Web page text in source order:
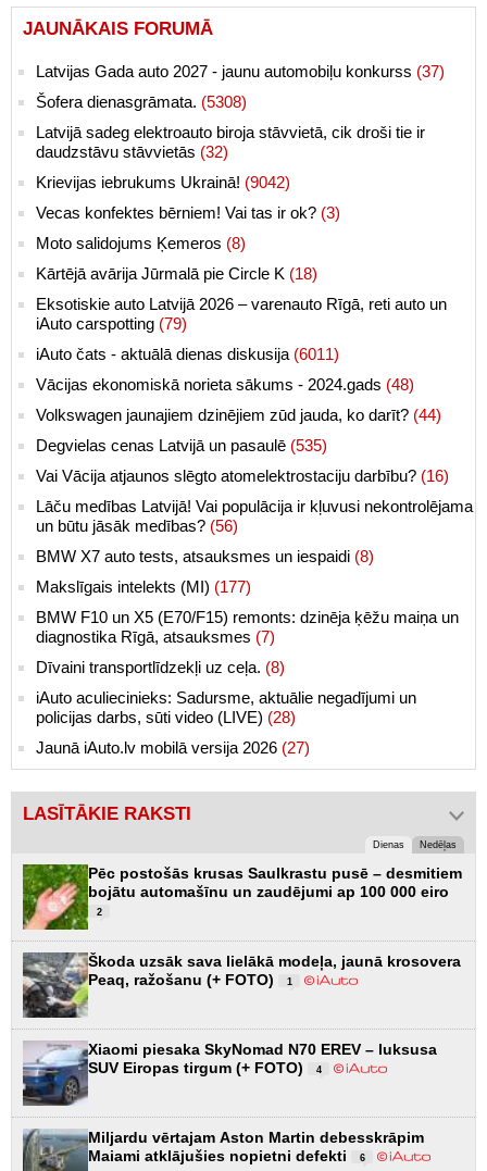
JAUNĀKAIS FORUMĀ
Latvijas Gada auto 2027 - jaunu automobiļu konkurss (37)
Šofera dienasgrāmata. (5308)
Latvijā sadeg elektroauto biroja stāvvietā, cik droši tie ir
daudzstāvu stāvvietās (32)
Krievijas iebrukums Ukrainā! (9042)
Vecas konfektes bērniem! Vai tas ir ok? (3)
Moto salidojums Ķemeros (8)
Kārtējā avārija Jūrmalā pie Circle K (18)
Eksotiskie auto Latvijā 2026 – varenauto Rīgā, reti auto un
iAuto carspotting (79)
iAuto čats - aktuālā dienas diskusija (6011)
Vācijas ekonomiskā norieta sākums - 2024.gads (48)
Volkswagen jaunajiem dzinējiem zūd jauda, ko darīt? (44)
Degvielas cenas Latvijā un pasaulē (535)
Vai Vācija atjaunos slēgto atomelektrostaciju darbību? (16)
Lāču medības Latvijā! Vai populācija ir kļuvusi nekontrolējama
un būtu jāsāk medības? (56)
BMW X7 auto tests, atsauksmes un iespaidi (8)
Makslīgais intelekts (MI) (177)
BMW F10 un X5 (E70/F15) remonts: dzinēja ķēžu maiņa un
diagnostika Rīgā, atsauksmes (7)
Dīvaini transportlīdzekļi uz ceļa. (8)
iAuto aculiecinieks: Sadursme, aktuālie negadījumi un
policijas darbs, sūti video (LIVE) (28)
Jaunā iAuto.lv mobilā versija 2026 (27)
LASĪTĀKIE RAKSTI
Dienas Nedēļas
Pēc postošās krusas Saulkrastu pusē – desmitiem
bojātu automašīnu un zaudējumi ap 100 000 eiro
2
Škoda uzsāk sava lielākā modeļa, jaunā krosovera
Peaq, ražošanu (+ FOTO)
1
Xiaomi piesaka SkyNomad N70 EREV – luksusa
SUV Eiropas tirgum (+ FOTO)
4
Miljardu vērtajam Aston Martin debesskrāpim
Maiami atklājušies nopietni defekti
6